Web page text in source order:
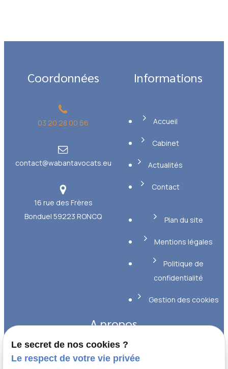
Coordonnées
03 20 28 00 66
contact@wabantavocats.eu
16 rue des Frères
Bonduel59223 RONCQ
Informations
Accueil
Cabinet
Actualités
Contact
Plan du site
Mentions légales
Politique de
confidentialité
Gestion des cookies
A propos
Maîtres WABANT et GIRAUD, avocats
Le secret de nos cookies ?
Le respect de votre vie privée